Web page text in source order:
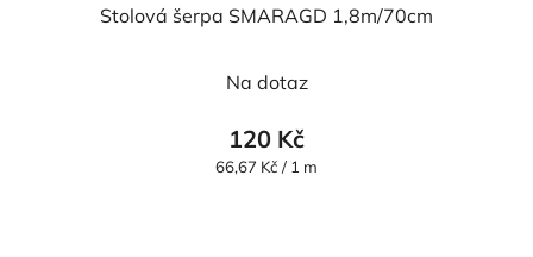
Stolová šerpa SMARAGD 1,8m/70cm
Na dotaz
120 Kč
Měrná
66,67 Kč / 1 m